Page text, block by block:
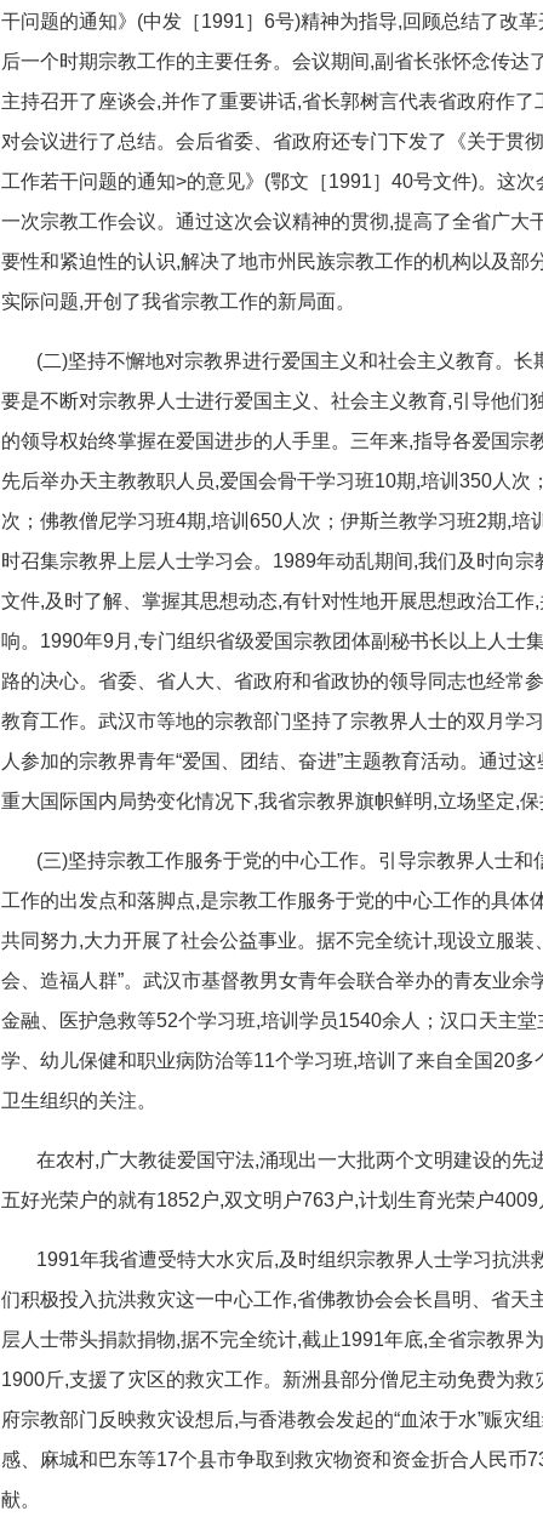
干问题的通知》(中发［1991］6号)精神为指导,回顾总结了改
后一个时期宗教工作的主要任务。会议期间,副省长张怀念传达
主持召开了座谈会,并作了重要讲话,省长郭树言代表省政府作
对会议进行了总结。会后省委、省政府还专门下发了《关于贯
工作若干问题的通知>的意见》(鄂文［1991］40号文件)。这
一次宗教工作会议。通过这次会议精神的贯彻,提高了全省广大
要性和紧迫性的认识,解决了地市州民族宗教工作的机构以及部
实际问题,开创了我省宗教工作的新局面。
(二)坚持不懈地对宗教界进行爱国主义和社会主义教育。
要是不断对宗教界人士进行爱国主义、社会主义教育,引导他们
的领导权始终掌握在爱国进步的人手里。三年来,指导各爱国宗
先后举办天主教教职人员,爱国会骨干学习班10期,培训350人次
次；佛教僧尼学习班4期,培训650人次；伊斯兰教学习班2期,培
时召集宗教界上层人士学习会。1989年动乱期间,我们及时向
文件,及时了解、掌握其思想动态,有针对性地开展思想政治工
响。1990年9月,专门组织省级爱国宗教团体副秘书长以上人士
路的决心。省委、省人大、省政府和省政协的领导同志也经常
教育工作。武汉市等地的宗教部门坚持了宗教界人士的双月学
人参加的宗教界青年“爱国、团结、奋进”主题教育活动。通过
重大国际国内局势变化情况下,我省宗教界旗帜鲜明,立场坚定,
(三)坚持宗教工作服务于党的中心工作。引导宗教界人士
工作的出发点和落脚点,是宗教工作服务于党的中心工作的具体
共同努力,大力开展了社会公益事业。据不完全统计,现设立服装
会、造福人群”。武汉市基督教男女青年会联合举办的青友业
金融、医护急救等52个学习班,培训学员1540余人；汉口天主
学、幼儿保健和职业病防治等11个学习班,培训了来自全国20
卫生组织的关注。
在农村,广大教徒爱国守法,涌现出一大批两个文明建设的
五好光荣户的就有1852户,双文明户763户,计划生育光荣户
1991年我省遭受特大水灾后,及时组织宗教界人士学习抗洪
们积极投入抗洪救灾这一中心工作,省佛教协会会长昌明、省天
层人士带头捐款捐物,据不完全统计,截止1991年底,全省宗教界
1900斤,支援了灾区的救灾工作。新洲县部分僧尼主动免费为
府宗教部门反映救灾设想后,与香港教会发起的“血浓于水”赈灾
感、麻城和巴东等17个县市争取到救灾物资和资金折合人民币
献。